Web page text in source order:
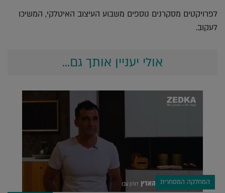
לפרויקטים מסקרנים נוספים משבוע העיצוב האיטלקי, המשיכו
לעקוב.
אולי יעניין אותך גם...
המחלקה המסחרית